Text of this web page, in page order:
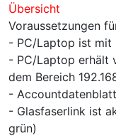
Übersicht
Voraussetzungen
- PC/Laptop ist mit
- PC/Laptop erhält
dem Bereich
-
- Glasfaserlink ist
grün)